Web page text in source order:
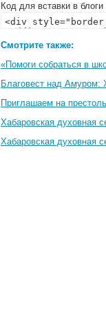
Код для вставки в блоги
Смотрите также:
«Помоги собраться в
Благовест над Амуром:
Приглашаем на
Хабаровская духовная
Хабаровская духовная